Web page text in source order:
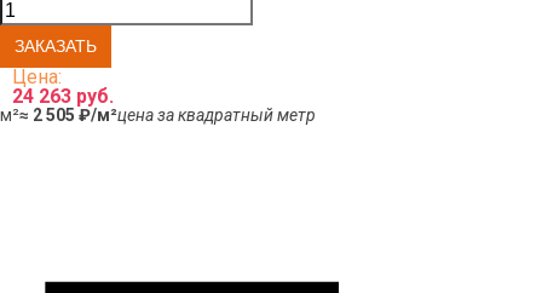
Цена:
24 263 руб.
м²≈ 2 505 ₽/м²цена за квадратный метр